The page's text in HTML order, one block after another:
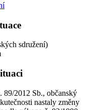
sdružení)
89/2012 Sb., občanský
nastaly změny